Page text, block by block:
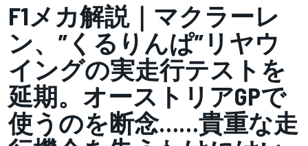
F1メカ解説｜マクラーレ
ン、”くるりんぱ”リヤウ
イングの実走行テストを
延期。オーストリアGPで
使うのを断念……貴重な走